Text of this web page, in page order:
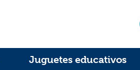
Juguetes educativos